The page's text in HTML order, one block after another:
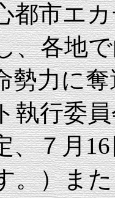
都市エ
、各地
勢力に
執行委
、７月
。）ま